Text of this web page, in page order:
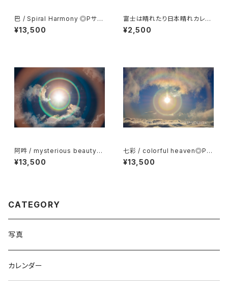
巴 / Spiral Harmony ◎Pサイ
ズ(マット付き)
¥13,500
富士は晴れたり日本晴れカレン
ダー２０２６
¥2,500
阿吽 / mysterious beauty
◎Pサイズ(マット付き)
¥13,500
七彩 / colorful heaven◎Pサ
イズ(マット付き)
¥13,500
CATEGORY
写真
カレンダー